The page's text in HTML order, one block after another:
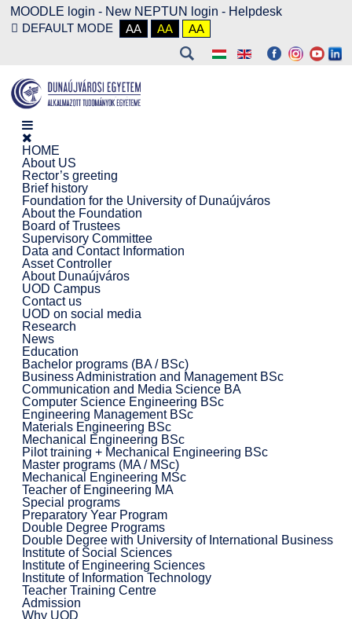
MOODLE login - New NEPTUN login - Helpdesk
DEFAULT MODE
AA AA AA
HOME
About US
Rector’s greeting
Brief history
Foundation for the University of Dunaújváros
About the Foundation
Board of Trustees
Supervisory Committee
Data and Contact Information
Asset Controller
About Dunaújváros
UOD Campus
Contact us
UOD on social media
Research
News
Education
Bachelor programs (BA / BSc)
Business Administration and Management BSc
Communication and Media Science BA
Computer Science Engineering BSc
Engineering Management BSc
Materials Engineering BSc
Mechanical Engineering BSc
Pilot training + Mechanical Engineering BSc
Master programs (MA / MSc)
Mechanical Engineering MSc
Teacher of Engineering MA
Special programs
Preparatory Year Program
Double Degree Programs
Double Degree with University of International Business
Institute of Social Sciences
Institute of Engineering Sciences
Institute of Information Technology
Teacher Training Centre
Admission
Why UOD